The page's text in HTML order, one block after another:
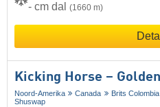
- cm dal (1660 m)
Kicking Horse – Golden
Noord-Amerika Canada Brits Colombia
Shuswap